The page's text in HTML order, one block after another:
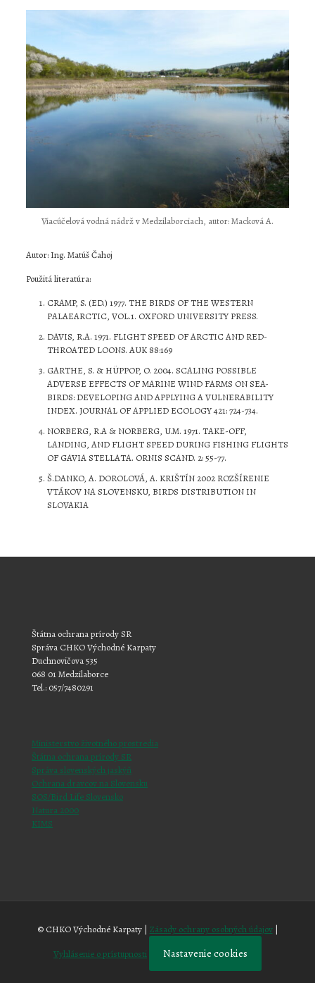
Viacúčelová vodná nádrž v Medzilaborciach, autor: Macková A.
Autor: Ing. Matúš Čahoj
Použitá literatúra:
CRAMP, S. (ED.) 1977. THE BIRDS OF THE WESTERN
PALAEARCTIC, VOL.1. OXFORD UNIVERSITY PRESS.
DAVIS, R.A. 1971. FLIGHT SPEED OF ARCTIC AND RED-
THROATED LOONS. AUK 88:169
GARTHE, S. & HÜPPOP, O. 2004. SCALING POSSIBLE
ADVERSE EFFECTS OF MARINE WIND FARMS ON SEA-
BIRDS: DEVELOPING AND APPLYING A VULNERABILITY
INDEX. JOURNAL OF APPLIED ECOLOGY 421: 724-734.
NORBERG, R.A & NORBERG, U.M. 1971. TAKE-OFF,
LANDING, AND FLIGHT SPEED DURING FISHING FLIGHTS
OF GAVIA STELLATA. ORNIS SCAND. 2: 55-77.
Š.DANKO, A. DOROLOVÁ, A. KRIŠTÍN 2002 ROZŠÍRENIE
VTÁKOV NA SLOVENSKU, BIRDS DISTRIBUTION IN
SLOVAKIA
Štátna ochrana prírody SR
Správa CHKO Východné Karpaty
Duchnovičova 535
068 01 Medzilaborce
Tel.: 057/7480291
Ministerstvo životného prostredia
Štátna ochrana prírody SR
Správa slovenských jaskýň
Ochrana dravcov na Slovensku
SOS/Bird Life Slovensko
Natura 2000
KIMS
© CHKO Východné Karpaty | Zásady ochrany osobných údajov|
Vyhlásenie o prístupnosti Nastavenie cookies